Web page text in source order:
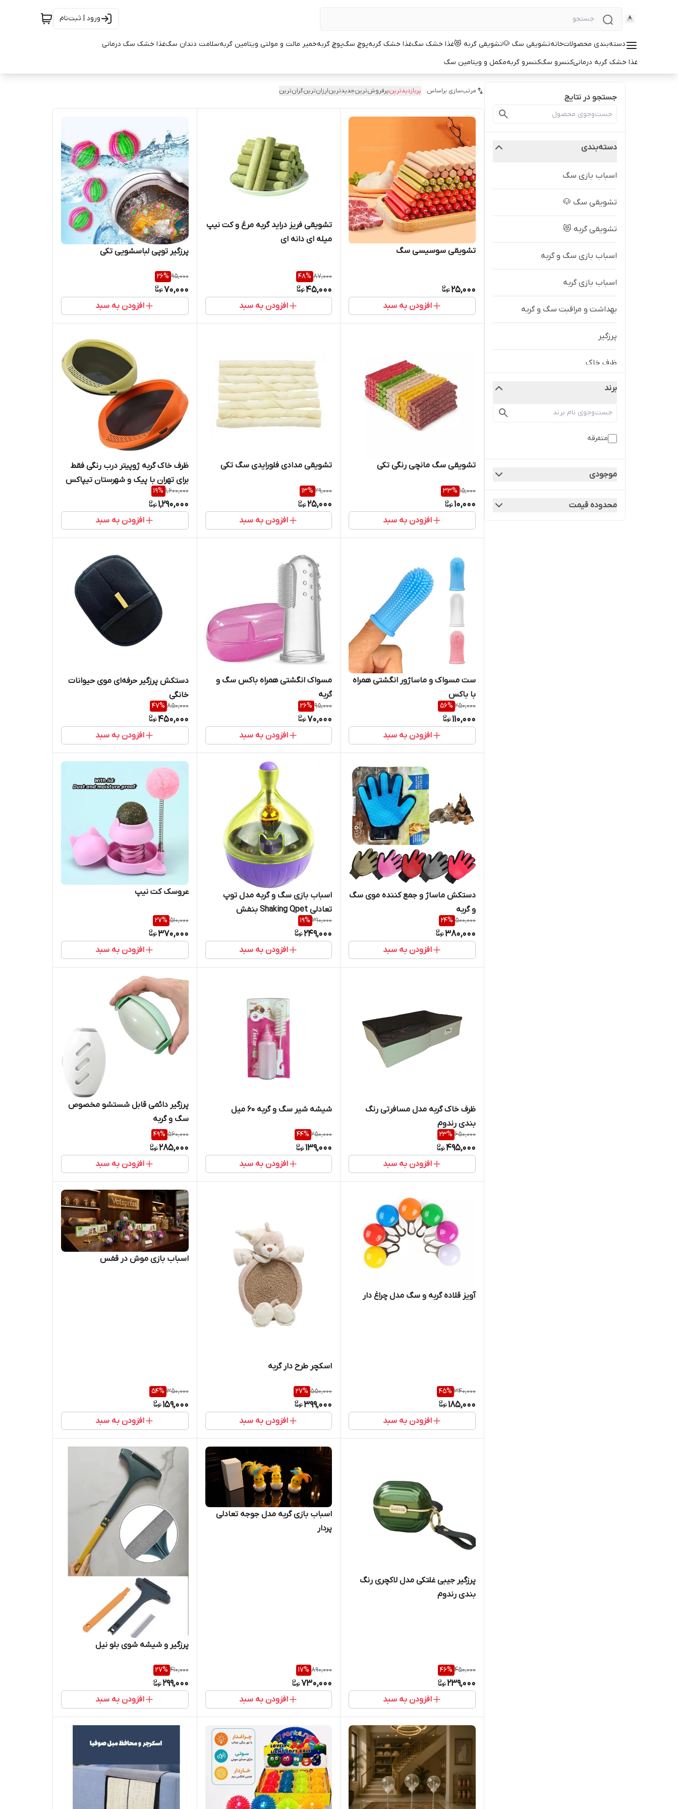
ورود | ثبت‌نام
دسته‌بندی محصولاتخانهتشویقی سگ 🐶تشویقی گربه 😻غذا خشک سگغذا خشک گربهپوچ سگپوچ گربهخمیر مالت و مولتی ویتامین گربهسلامت دندان سگغذا خشک سگ درمانی
غذا خشک گربه درمانیکنسرو سگکنسرو گربهمکمل و ویتامین سگ
جستجو در نتایج
دسته‌بندی
اسباب بازی سگ
تشویقی سگ 🐶
تشویقی گربه 😻
اسباب بازی سگ و گربه
اسباب بازی گربه
بهداشت و مراقبت سگ و گربه
پرزگیر
ظرف خاک
قلاده سگ و گربه
لوازم بهداشتی سگ و گربه
لوازم جانبی سگ و گربه
برند
متفرقه
موجودی
محدوده قیمت
مرتب‌سازی براساس: پربازدیدترینپرفروش‌ترینجدیدترینارزان‌ترینگران‌ترین
تشویقی سوسیسی سگ
25,000
افزودن به سبد
تشویقی فریز دراید گربه مرغ و کت نیپ
میله ای دانه ای
87,000
48%
45,000
افزودن به سبد
پرزگیر توپی لباسشویی تکی
95,000
26%
70,000
افزودن به سبد
تشویقی سگ مانچی رنگی تکی
15,000
33%
10,000
افزودن به سبد
تشویقی مدادی فلورایدی سگ تکی
29,000
13%
25,000
افزودن به سبد
ظرف خاک گربه ژوپیتر درب رنگی فقط
برای تهران با پیک و شهرستان تیپاکس
پس کرایه
1,600,000
19%
1,290,000
افزودن به سبد
ست مسواک و ماساژور انگشتی همراه
با باکس
250,000
56%
110,000
افزودن به سبد
مسواک انگشتی همراه باکس سگ و
گربه
95,000
26%
70,000
افزودن به سبد
دستکش پرزگیر حرفه‌ای موی حیوانات
خانگی
850,000
47%
450,000
افزودن به سبد
دستکش ماساژ و جمع کننده موی سگ
و گربه
500,000
24%
380,000
افزودن به سبد
اسباب بازی سگ و گربه مدل توپ
تعادلی Shaking Qpet بنفش
310,000
19%
249,000
افزودن به سبد
عروسک کت نیپ
510,000
27%
370,000
افزودن به سبد
ظرف خاک گربه مدل مسافرتی رنگ
بندی رندوم
650,000
23%
495,000
افزودن به سبد
شیشه شیر سگ و گربه ۶۰ میل
250,000
44%
139,000
افزودن به سبد
پرزگیر دائمی قابل شستشو مخصوص
سگ و گربه
560,000
49%
285,000
افزودن به سبد
آویز قلاده گربه و سگ مدل چراغ دار
340,000
45%
185,000
افزودن به سبد
اسکچر طرح دار گربه
550,000
27%
399,000
افزودن به سبد
اسباب بازی موش در قفس
350,000
54%
159,000
افزودن به سبد
پرزگیر جیبی غلتکی مدل لاکچری رنگ‌
بندی رندوم
450,000
46%
239,000
افزودن به سبد
اسباب بازی گربه مدل جوجه تعادلی
پردار
890,000
17%
730,000
افزودن به سبد
پرزگیر و شیشه شوی بلو نیل
410,000
27%
299,000
افزودن به سبد